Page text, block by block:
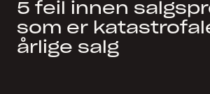
5 feil innen
som er
årlige salg